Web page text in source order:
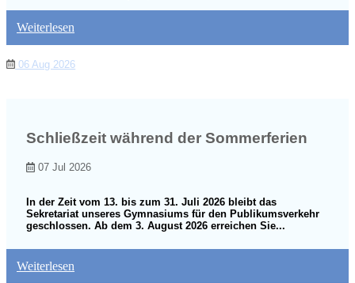
06 Aug 2026
Weiterlesen
Schließzeit während der Sommerferien
07 Jul 2026
In der Zeit vom 13. bis zum 31. Juli 2026 bleibt das
Sekretariat unseres Gymnasiums für den Publikumsverkehr
geschlossen. Ab dem 3. August 2026 erreichen Sie...
Weiterlesen